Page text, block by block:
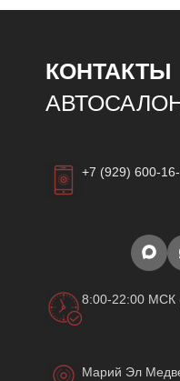
КОНТАКТЫ
+7 (929) 600-
8:00-22:00 МСК
Марий Эл